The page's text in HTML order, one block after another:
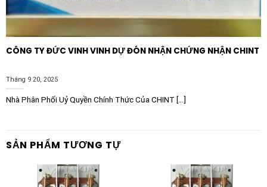
tình trạng bề mặt tiếp điểm. Nếu thấy tiếp điểm bị rỗ
hoặc đen do hồ quang, cần vệ sinh sạch sẽ bằng giấy
Tại sao nên chọn thương hiệu
VINAKIP?
VINAKIP là biểu tượng của chất lượng trong ngành
mà là mua sự an tâm. Các sản phẩm của VINAKIP đều
trải qua quy trình kiểm soát chất lượng nghiêm ngặt,
đáp ứng các tiêu chuẩn kỹ thuật quốc gia (TCVN). Bên
cạnh đó, hệ thống phân phối rộng khắp và chế độ hậu
CÔNG TY ĐỨC VINH VINH DỰ ĐÓN NHẬN CHỨNG NHẬN CHINT
Tháng 9 20, 2025
Nhà Phân Phối Uỷ Quyền Chính Thức Của CHINT [...]
SẢN PHẨM TƯƠNG TỰ